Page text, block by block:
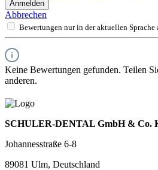
Anmelden
Abbrechen
Bewertungen nur in der aktuellen Sprache
Keine Bewertungen gefunden. Teilen
anderen.
SCHULER-DENTAL GmbH & Co.
Johannesstraße 6-8
89081 Ulm, Deutschland